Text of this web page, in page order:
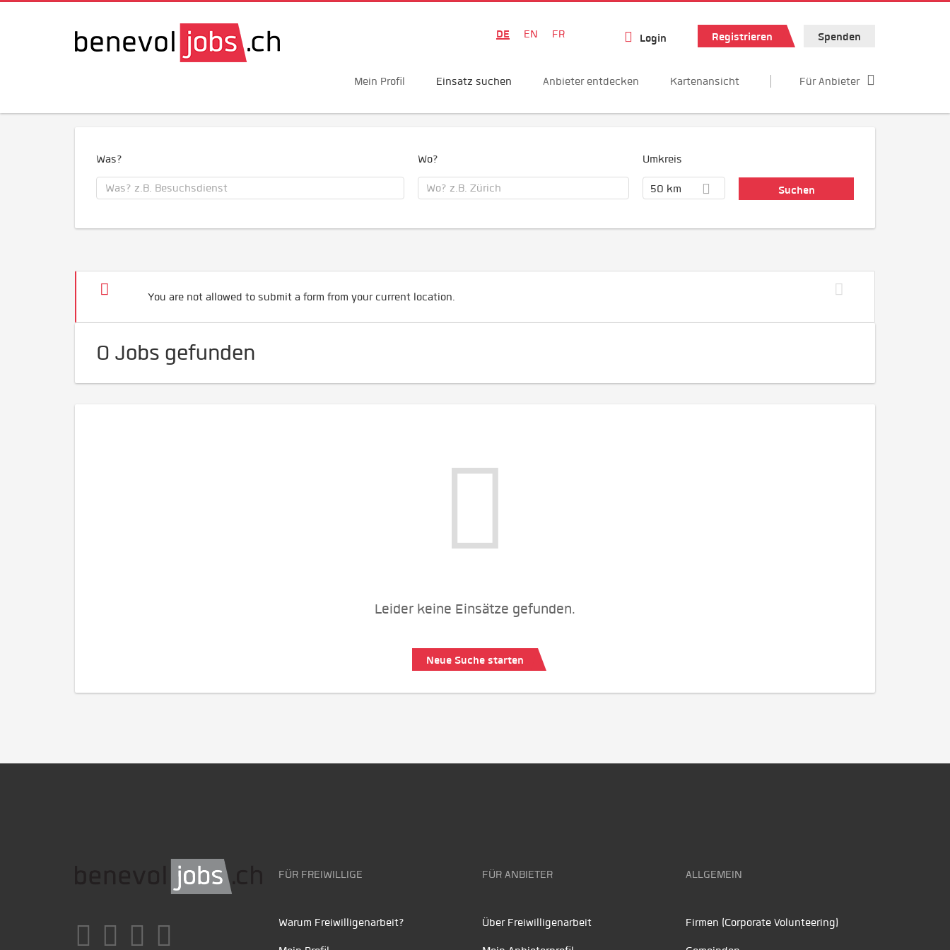
DE EN FR Login Registrieren Spenden
Mein Profil Einsatz suchen Anbieter entdecken Kartenansicht Für Anbieter
Was? Wo? Umkreis
50 km
You are not allowed to submit a form from your current location.
0 Jobs gefunden
Leider keine Einsätze gefunden.
Neue Suche starten
FÜR FREIWILLIGE
Warum Freiwilligenarbeit?
FÜR ANBIETER
Über Freiwilligenarbeit
ALLGEMEIN
Firmen (Corporate Volunteering)